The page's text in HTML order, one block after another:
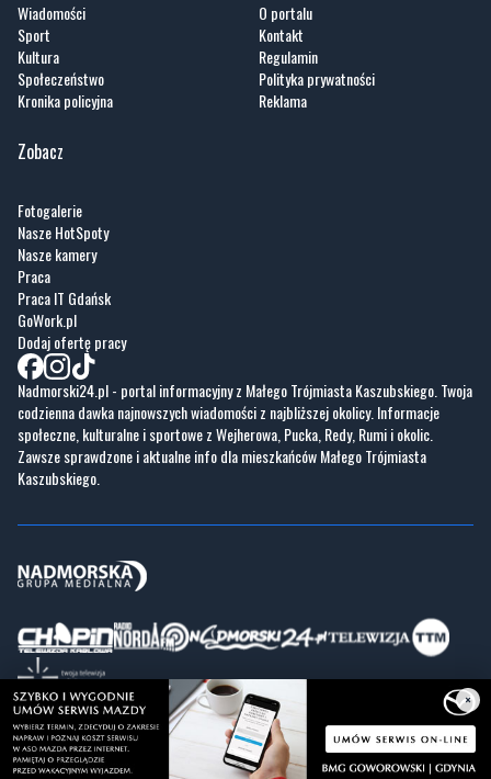
Wiadomości
Sport
Kultura
Społeczeństwo
Kronika policyjna
O portalu
Kontakt
Regulamin
Polityka prywatności
Reklama
Zobacz
Fotogalerie
Nasze HotSpoty
Nasze kamery
Praca
Praca IT Gdańsk
GoWork.pl
Dodaj ofertę pracy
Nadmorski24.pl - portal informacyjny z Małego Trójmiasta Kaszubskiego. Twoja
codzienna dawka najnowszych wiadomości z najbliższej okolicy. Informacje
społeczne, kulturalne i sportowe z Wejherowa, Pucka, Redy, Rumi i okolic.
Zawsze sprawdzone i aktualne info dla mieszkańców Małego Trójmiasta
Kaszubskiego.
Copyrights © Nadmorski24.pl 2026 r.
Projekt i wykonaniePixlab.pl
×